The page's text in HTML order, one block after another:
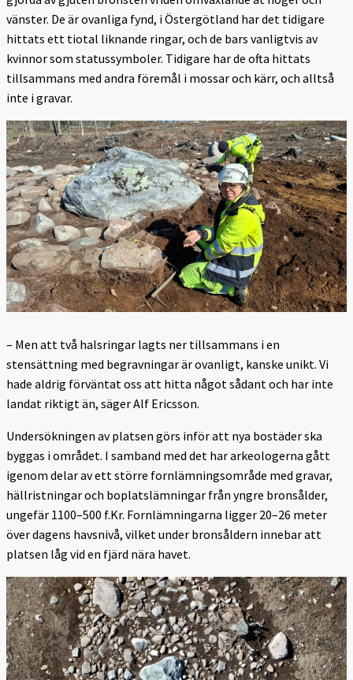
vänster. De är ovanliga fynd, i Östergötland har det tidigare
hittats ett tiotal liknande ringar, och de bars vanligtvis av
kvinnor som statussymboler. Tidigare har de ofta hittats
tillsammans med andra föremål i mossar och kärr, och alltså
inte i gravar.
– Men att två halsringar lagts ner tillsammans i en
stensättning med begravningar är ovanligt, kanske unikt. Vi
hade aldrig förväntat oss att hitta något sådant och har inte
landat riktigt än, säger Alf Ericsson.
Undersökningen av platsen görs inför att nya bostäder ska
byggas i området. I samband med det har arkeologerna gått
igenom delar av ett större fornlämningsområde med gravar,
hällristningar och boplatslämningar från yngre bronsålder,
ungefär 1100–500 f.Kr. Fornlämningarna ligger 20–26 meter
över dagens havsnivå, vilket under bronsåldern innebar att
platsen låg vid en fjärd nära havet.